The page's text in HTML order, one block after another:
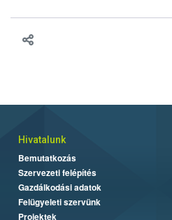
Hivatalunk
Bemutatkozás
Szervezeti felépítés
Gazdálkodási adatok
Felügyeleti szervünk
Projektek